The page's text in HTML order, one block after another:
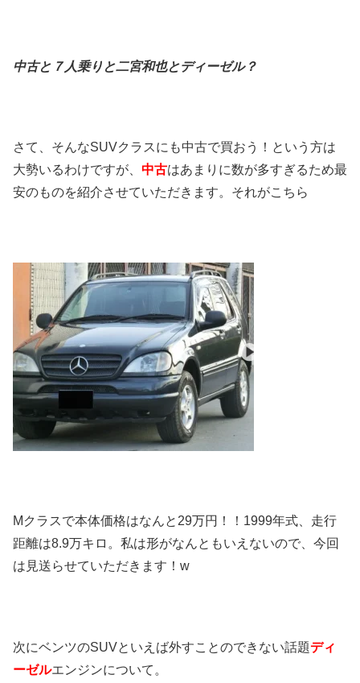
中古と７人乗りと二宮和也とディーゼル？
さて、そんなSUVクラスにも中古で買おう！という方は
大勢いるわけですが、 中古はあまりに数が多すぎるため最
安のものを紹介させていただきます。それがこちら
Mクラスで本体価格はなんと29万円！！1999年式、走行
距離は8.9万キロ。私は形がなんともいえないので、今回
は見送らせていただきます！w
次にベンツのSUVといえば外すことのできない話題ディ
ーゼルエンジンについて。